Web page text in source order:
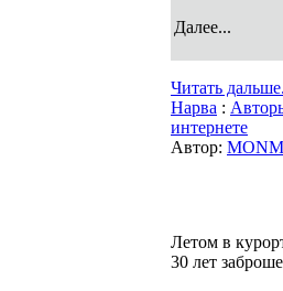
Далее...
Читать
Нарва :
интернете
Автор:
Летом в
30 лет